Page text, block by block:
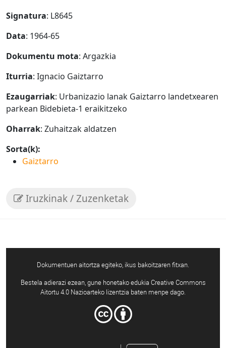
Signatura: L8645
Data: 1964-65
Dokumentu mota: Argazkia
Iturria: Ignacio Gaiztarro
Ezaugarriak: Urbanizazio lanak Gaiztarro landetxearen
parkean Bidebieta-1 eraikitzeko
Oharrak: Zuhaitzak aldatzen
Sorta(k):
Gaiztarro
Iruzkinak / Zuzenketak
Dokumentuen aitortza egiteko, ikus bakoitzaren fitxan.
Bestela adierazi ezean, gune honetako edukia Creative Commons
Aitortu 4.0 Nazioarteko lizentzia baten menpe dago.